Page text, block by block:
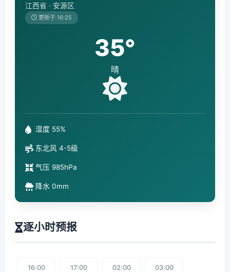
江西省 · 安源区
更新于 16:25
35°
晴
湿度 55%
东北风 4-5级
气压 985hPa
降水 0mm
逐小时预报
16:00 17:00 02:00 03:00